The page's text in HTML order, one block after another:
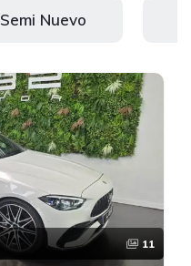
Semi Nuevo
11